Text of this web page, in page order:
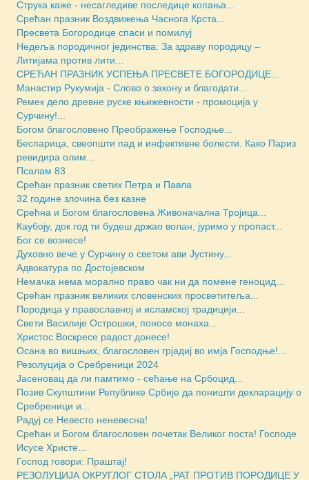
Струка каже - несагледиве последице копања...
Срећан празник Воздвижења Часнога Крста...
Пресвета Богородице спаси и помилуј
Недеља породичног јединства: За здраву породицу –
Литијама против лити...
СРЕЋАН ПРАЗНИК УСПЕЊА ПРЕСВЕТЕ БОГОРОДИЦЕ...
Манастир Рукумија - Слово о закону и благодати...
Ремек дело древне руске књижевности - промоција у
Сурчину!...
Богом благословено Преображење Господње...
Беспарица, свеопшти пад и инфективне болести. Како Париз
ревидира олим...
Псалам 83
Срећан празник светих Петра и Павла
32 године злочина без казне
Срећна и Богом благословена Живоначална Тројица...
Каубоју, док год ти будеш држао волан, јуримо у пропаст...
Бoг се вознесе!
Духовно вече у Сурчину о светом ави Јустину...
Адвокатура по Достојевском
Немачка нема морално право чак ни да помене геноцид...
Срећан празник великих словенских просветитеља...
Породица у православној и исламској традицији...
Свети Василије Острошки, поносе монаха...
Христос Воскресе радост донесе!
Осана во вишњих, благословен грјадиј во имја Господње!...
Резолуција о Сребреници 2024
Јасеновац да ли памтимо - сећање на Србоцид...
Позив Скупштини Републике Србије да поништи декларацију о
Сребреници и...
Радуј се Невесто неневесна!
Срећан и Богом благословен почетак Великог поста! Господе
Исусе Христе...
Господ говори: Праштај!
РЕЗОЛУЦИЈА ОКРУГЛОГ СТОЛА „РАТ ПРОТИВ ПОРОДИЦЕ У